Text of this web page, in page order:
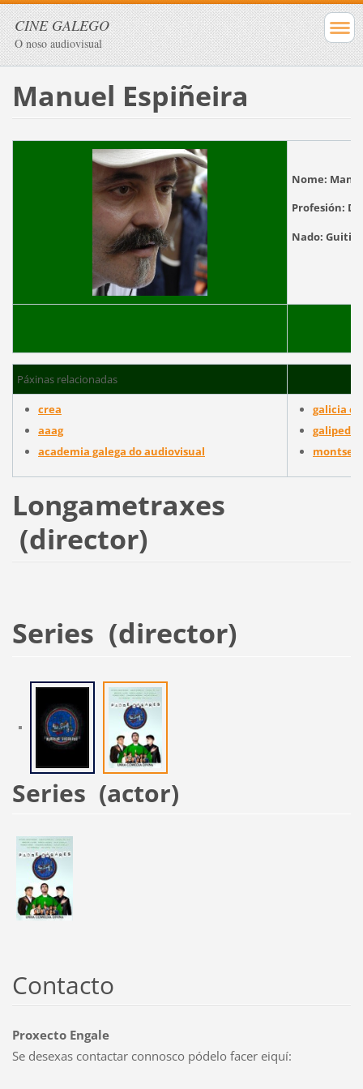
CINE GALEGO
O noso audiovisual
Manuel Espiñeira
Nome:
Profesión:
Nado:
Páxinas relacionadas
crea
aaag
academia galega do audiovisual
galicia
galipedia
montse
Longametraxes
(director)
Series (director)
Series (actor)
Contacto
Proxecto Engale
Se desexas contactar connosco pódelo facer eiquí: